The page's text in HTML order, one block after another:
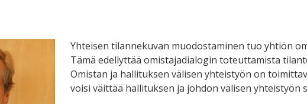
Yhteisen tilannekuvan muodostaminen tuo yhtiön
Tämä edellyttää omistajadialogin toteuttamista
Omistan ja hallituksen välisen yhteistyön on
voisi väittää hallituksen ja johdon välisen yhteistyön